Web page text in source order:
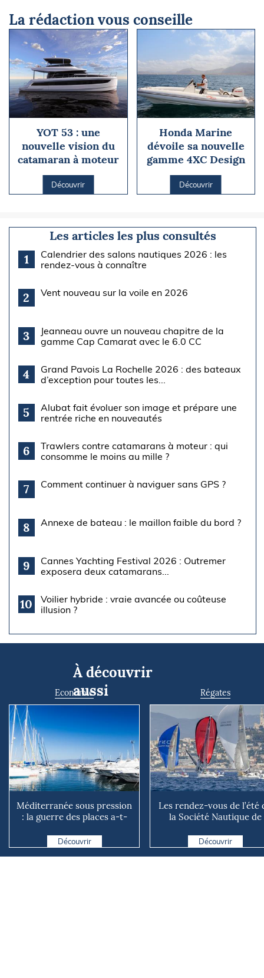
La rédaction vous conseille
YOT 53 : une
nouvelle vision du
catamaran à moteur
Découvrir
Honda Marine
dévoile sa nouvelle
gamme 4XC Design
Découvrir
Les articles les plus consultés
1
Calendrier des salons nautiques 2026 : les
rendez-vous à connaître
2 Vent nouveau sur la voile en 2026
3
Jeanneau ouvre un nouveau chapitre de la
gamme Cap Camarat avec le 6.0 CC
4
Grand Pavois La Rochelle 2026 : des bateaux
d’exception pour toutes les...
5
Alubat fait évoluer son image et prépare une
rentrée riche en nouveautés
6
Trawlers contre catamarans à moteur : qui
consomme le moins au mille ?
7 Comment continuer à naviguer sans GPS ?
8 Annexe de bateau : le maillon faible du bord ?
9
Cannes Yachting Festival 2026 : Outremer
exposera deux catamarans...
10
Voilier hybride : vraie avancée ou coûteuse
illusion ?
À découvrir
aussi
Economie
Méditerranée sous pression
: la guerre des places a-t-
Découvrir
Régates
Les rendez-vous de l’été
la Société Nautique de
Découvrir